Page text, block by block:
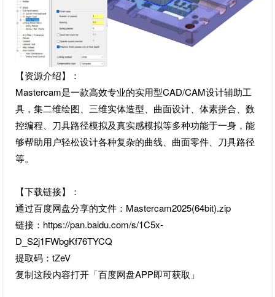
【资源介绍】：
Mastercam是一款高效专业的实用型CAD/CAM设计辅助工
具，集二维绘图、三维实体造型、曲面设计、体素拼合、数
控编程、刀具路径模拟及真实感模拟等多种功能于一身，能
够帮助用户轻松设计各种复杂的曲线、曲面零件、刀具路径
等。
【下载链接】：
通过百度网盘分享的文件：Mastercam2025(64bit).zip
链接：https://pan.baidu.com/s/1C5x-
D_S2j1FWbgKf76TYCQ
提取码：tZeV
复制这段内容打开「百度网盘APP即可获取」